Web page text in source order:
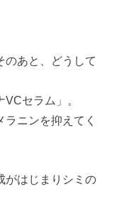
のあと、どうして
セラム」。
ニンを抑えてく
がはじまりシミの